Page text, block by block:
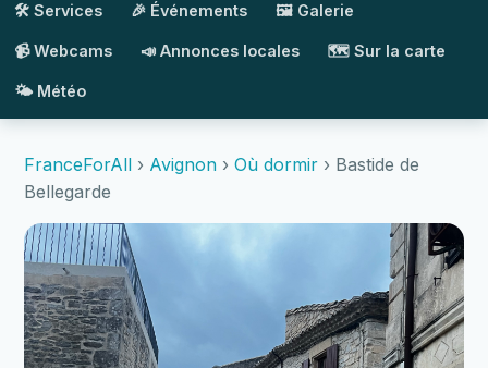
🛠️ Services 🎉 Événements 🖼️ Galerie
📹 Webcams 📣 Annonces locales 🗺️ Sur la carte
🌤️ Météo
FranceForAll › Avignon › Où dormir › Bastide de
Bellegarde